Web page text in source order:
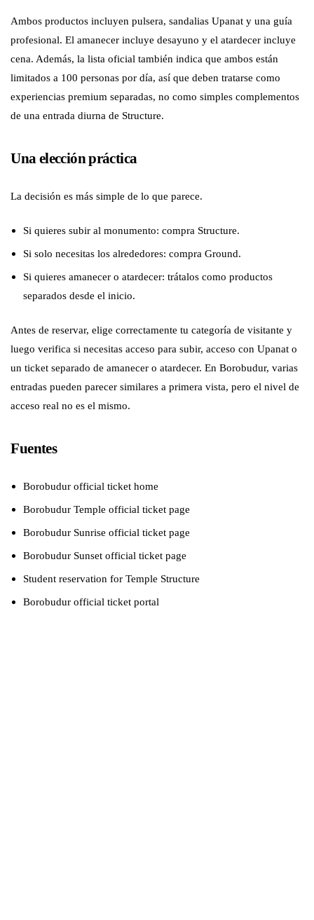
Ambos productos incluyen pulsera, sandalias Upanat y una guía
profesional. El amanecer incluye desayuno y el atardecer incluye
cena. Además, la lista oficial también indica que ambos están
limitados a 100 personas por día, así que deben tratarse como
experiencias premium separadas, no como simples complementos
de una entrada diurna de Structure.
Una elección práctica
La decisión es más simple de lo que parece.
Si quieres subir al monumento: compra Structure.
Si solo necesitas los alrededores: compra Ground.
Si quieres amanecer o atardecer: trátalos como productos
separados desde el inicio.
Antes de reservar, elige correctamente tu categoría de visitante y
luego verifica si necesitas acceso para subir, acceso con Upanat o
un ticket separado de amanecer o atardecer. En Borobudur, varias
entradas pueden parecer similares a primera vista, pero el nivel de
acceso real no es el mismo.
Fuentes
Borobudur official ticket home
Borobudur Temple official ticket page
Borobudur Sunrise official ticket page
Borobudur Sunset official ticket page
Student reservation for Temple Structure
Borobudur official ticket portal